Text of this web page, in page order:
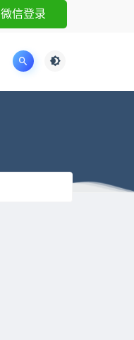
微信登录